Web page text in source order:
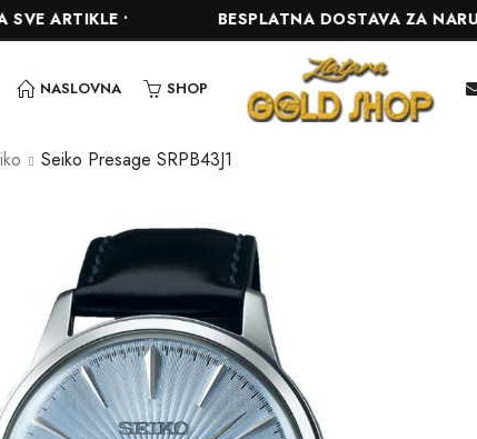
• BESPLATNA DOSTAVA ZA
NASLOVNA SHOP
Seiko Presage SRPB43J1